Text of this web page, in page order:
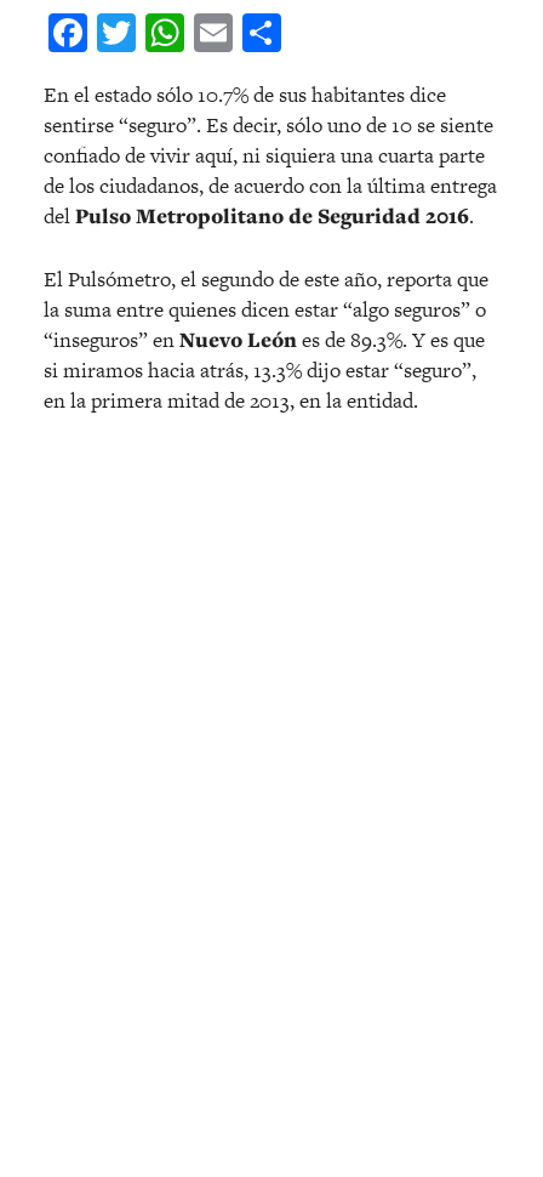
Facebook
Twitter
WhatsApp
Email
En el estado sólo 10.7% de sus habitantes dice
sentirse “seguro”. Es decir, sólo uno de 10 se siente
confiado de vivir aquí, ni siquiera una cuarta parte
de los ciudadanos, de acuerdo con la última entrega
delPulso Metropolitano de Seguridad 2016.
El Pulsómetro, el segundo de este año, reporta que
la suma entre quienes dicen estar “algo seguros” o
“inseguros” enNuevo Leónes de 89.3%. Y es que
si miramos hacia atrás, 13.3% dijo estar “seguro”,
en la primera mitad de 2013, en la entidad.